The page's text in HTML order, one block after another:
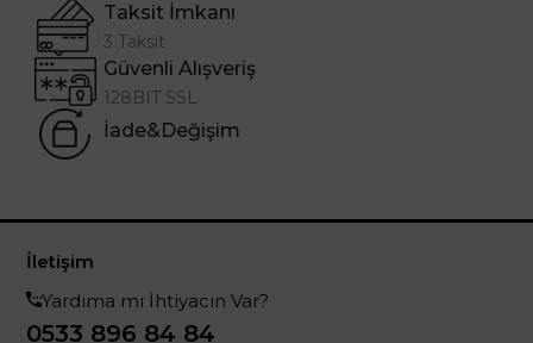
Taksit İmkanı
3 Taksit
Güvenli Alışveriş
128BIT SSL
İade&Değişim
İletişim
Yardıma mı İhtiyacın Var?
0533 896 84 84